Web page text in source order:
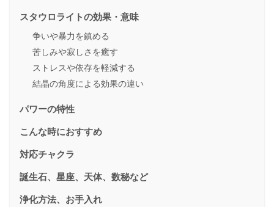
スタウロライトの効果・意味
争いや暴力を鎮める
苦しみや寂しさを癒す
ストレスや依存を軽減する
結晶の角度による効果の違い
パワーの特性
こんな時におすすめ
対応チャクラ
誕生石、星座、天体、数秘など
浄化方法、お手入れ